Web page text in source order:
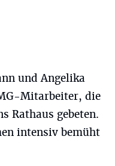
und Angelika
Mitarbeiter, die
Rathaus gebeten.
intensiv bemüht